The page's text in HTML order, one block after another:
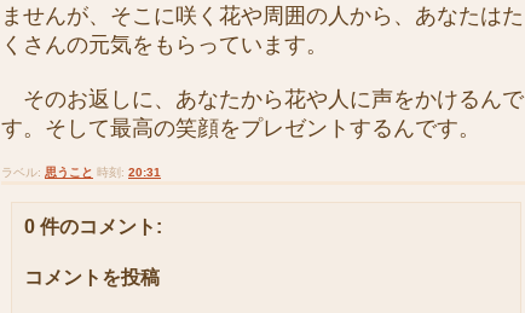
ませんが、そこに咲く花や周囲の人から、あなたはた
くさんの元気をもらっています。
そのお返しに、あなたから花や人に声をかけるんで
す。そして最高の笑顔をプレゼントするんです。
ラベル: 思うこと 時刻: 20:31
0 件のコメント:
コメントを投稿